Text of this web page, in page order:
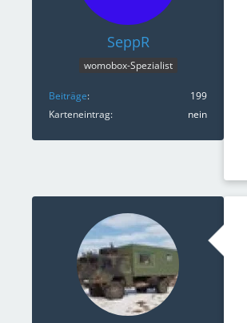
SeppR
womobox-Spezialist
Beiträge
199
Karteneintrag
nein